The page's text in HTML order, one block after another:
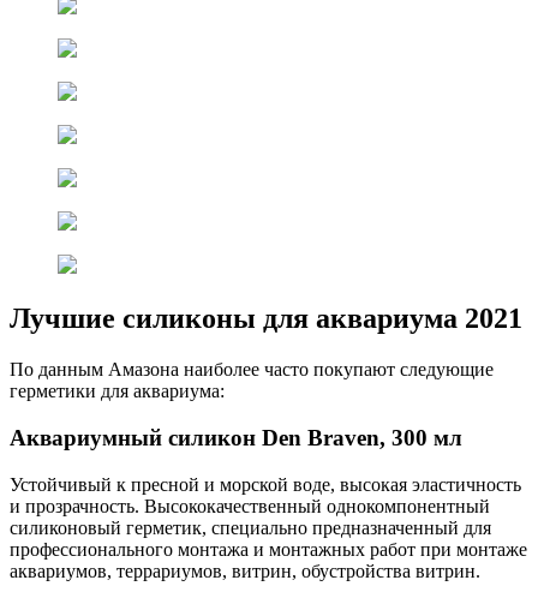
Лучшие силиконы для аквариума 2021
По данным Амазона наиболее часто покупают следующие
герметики для аквариума:
Аквариумный силикон Den Braven, 300 мл
Устойчивый к пресной и морской воде, высокая эластичность
и прозрачность. Высококачественный однокомпонентный
силиконовый герметик, специально предназначенный для
профессионального монтажа и монтажных работ при монтаже
аквариумов, террариумов, витрин, обустройства витрин.